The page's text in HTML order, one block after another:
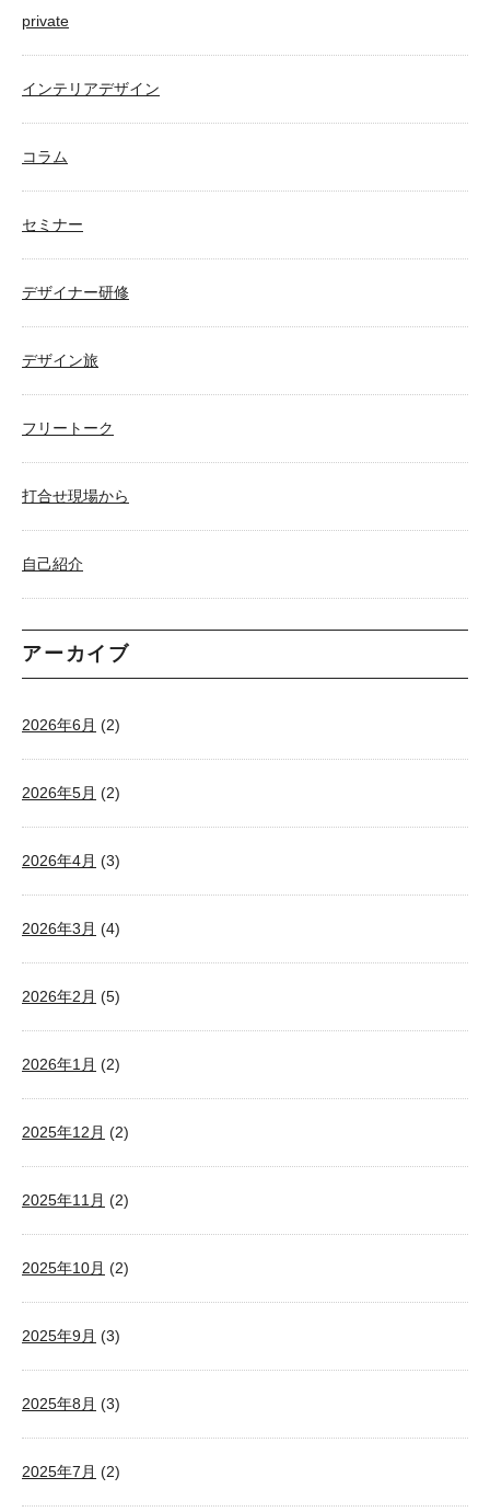
private
インテリアデザイン
コラム
セミナー
デザイナー研修
デザイン旅
フリートーク
打合せ現場から
自己紹介
アーカイブ
2026年6月 (2)
2026年5月 (2)
2026年4月 (3)
2026年3月 (4)
2026年2月 (5)
2026年1月 (2)
2025年12月 (2)
2025年11月 (2)
2025年10月 (2)
2025年9月 (3)
2025年8月 (3)
2025年7月 (2)